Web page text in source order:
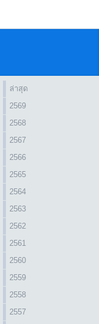
ล่าสุด
2569
2568
2567
2566
2565
2564
2563
2562
2561
2560
2559
2558
2557